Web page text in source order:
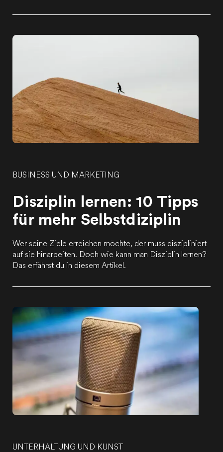
BUSINESS UND MARKETING
Disziplin lernen: 10 Tipps
für mehr Selbstdiziplin
Wer seine Ziele erreichen möchte, der muss diszipliniert
auf sie hinarbeiten. Doch wie kann man Disziplin lernen?
Das erfährst du in diesem Artikel.
UNTERHALTUNG UND KUNST